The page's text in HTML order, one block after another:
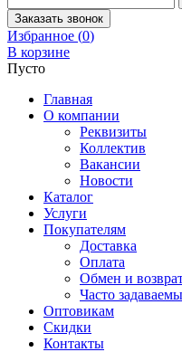
Избранное (0)
В корзине
Пусто
Главная
О компании
Реквизиты
Коллектив
Вакансии
Новости
Каталог
Услуги
Покупателям
Доставка
Оплата
Обмен и
Часто
Оптовикам
Скидки
Контакты